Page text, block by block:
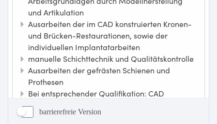
barrierefreie Version